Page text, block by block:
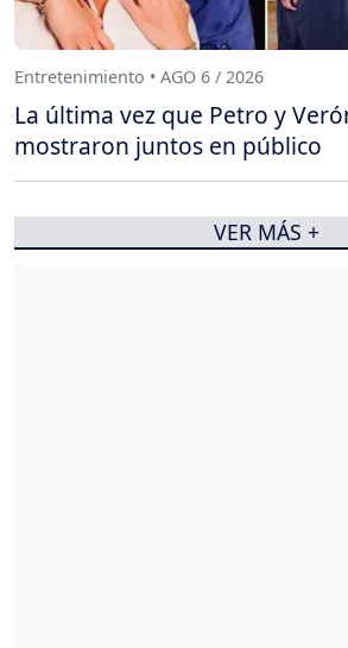
Entretenimiento • AGO 6 / 2026
La última vez que Petro y
mostraron juntos en público
VER MÁS +